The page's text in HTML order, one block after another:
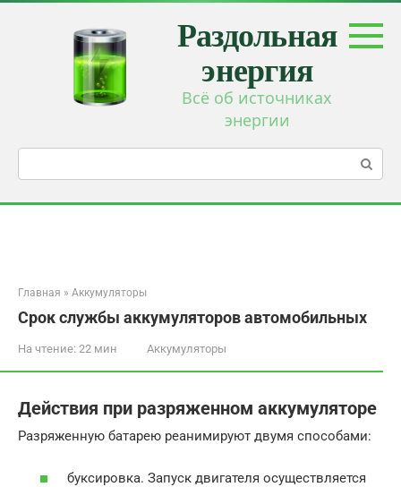
Перейти
Раздольная
энергия
Всё об источниках
энергии
Главная » Аккумуляторы
Срок службы аккумуляторов автомобильных
На чтение: 22 мин Аккумуляторы
Действия при разряженном аккумуляторе
Разряженную батарею реанимируют двумя способами:
буксировка. Запуск двигателя осуществляется